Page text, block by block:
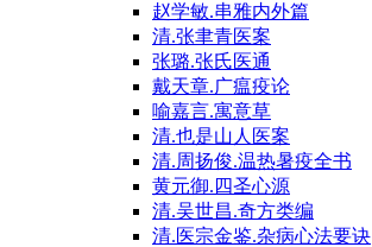
赵学敏.串雅内外篇
清.张聿青医案
张璐.张氏医通
戴天章.广瘟疫论
喻嘉言.寓意草
清.也是山人医案
清.周扬俊.温热暑疫全书
黄元御.四圣心源
清.吴世昌.奇方类编
清.医宗金鉴.杂病心法要诀